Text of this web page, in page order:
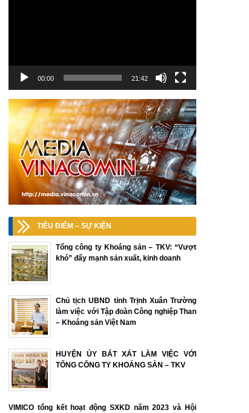
00:00 21:42
TIÊU ĐIỂM – SỰ KIỆN
Tổng công ty Khoáng sản – TKV: “Vượt
khó” đẩy mạnh sản xuất, kinh doanh
Chủ tịch UBND tỉnh Trịnh Xuân Trường
làm việc với Tập đoàn Công nghiệp Than
– Khoáng sản Việt Nam
HUYỆN ỦY BÁT XÁT LÀM VIỆC VỚI
TỔNG CÔNG TY KHOÁNG SẢN – TKV
VIMICO tổng kết hoạt động SXKD năm 2023 và Hội